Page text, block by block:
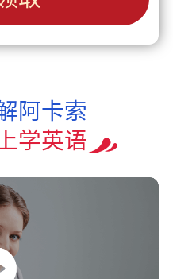
阿卡索
学英语